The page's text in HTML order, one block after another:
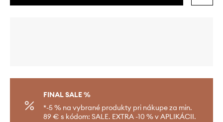
FINAL SALE %
*-5 % na vybrané produkty pri nákupe za min.
89 € s kódom: SALE. EXTRA -10 % v APLIKÁCII.